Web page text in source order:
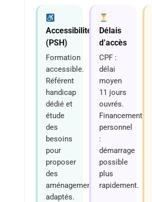
Accessibilité
(PSH)
Formation
accessible.
Référent
handicap
dédié et
étude
des
besoins
pour
proposer
des
aménagements
adaptés.
Délais
d’accès
CPF :
délai
moyen
11 jours
ouvrés.
Financement
personnel
:
démarrage
possible
plus
rapidement.